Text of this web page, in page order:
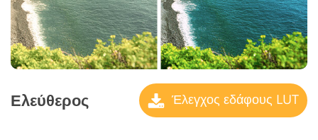
Ελεύθερος Έλεγχος εδάφους LUT